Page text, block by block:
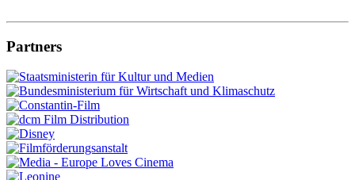
Partners